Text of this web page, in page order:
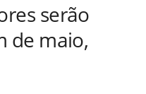
serão
de maio,